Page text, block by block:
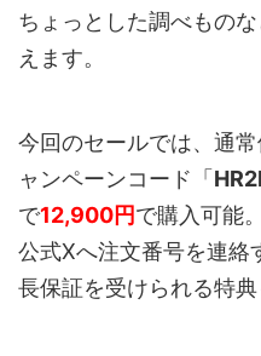
ちょっとした調べもの
えます。
今回のセールでは、通
ャンペーンコード「
で12,900円で購入可能
公式Xへ注文番号を連絡
長保証を受けられる特典